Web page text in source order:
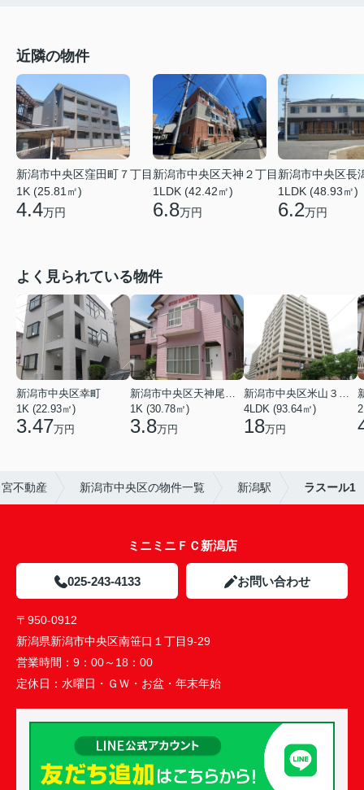
近隣の物件
新潟市中央区窪田町７丁目
1K (25.81㎡)
4.4万円
新潟市中央区天神２丁目
1LDK (42.42㎡)
6.8万円
新潟市中央区長
1LDK (48.93㎡)
6.2万円
よく見られている物件
新潟市中央区幸町
1K (22.93㎡)
3.47万円
1K (30.78㎡)
3.8万円
4LDK (93.64㎡)
18万円
不動産 新潟市中央区の物件一覧 新潟駅 ラスール1
ミニミニＦＣ新潟店
025-243-4133 お問い合わせ
〒950-0912
新潟県新潟市中央区南笹口１丁目9-29
営業時間： 9：00～18：00
定休日： 水曜日・ＧＷ・お盆・年末年始